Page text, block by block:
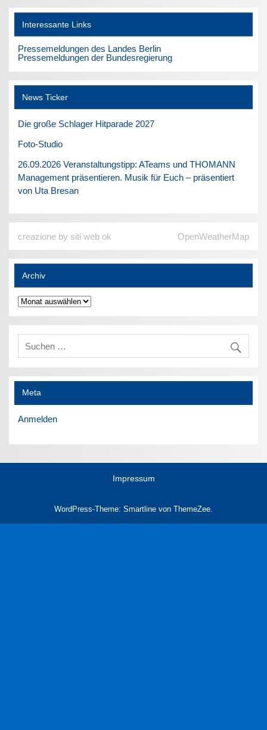
Interessante Links
Pressemeldungen des Landes Berlin
Pressemeldungen der Bundesregierung
News Ticker
Die große Schlager Hitparade 2027
Foto-Studio
26.09.2026 Veranstaltungstipp: ATeams und THOMANN
Management präsentieren. Musik für Euch – präsentiert
von Uta Bresan
creazione by siti web ok OpenWeatherMap
Archiv
Archiv
Meta
Anmelden
Impressum
WordPress-Theme: Smartline von ThemeZee.